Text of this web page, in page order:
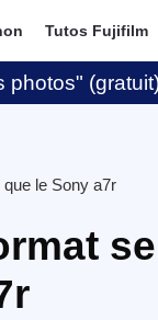
Tutos Fujifilm
photos"
le Sony a7r